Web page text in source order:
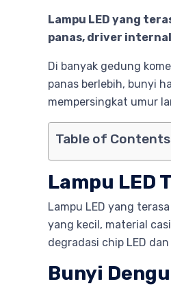
Lampu LED yang
panas, driver
Di banyak gedung
panas berlebih, bunyi
mempersingkat umur
Table of Contents
Lampu LED
Lampu LED yang
yang kecil, material
degradasi chip LED
Bunyi